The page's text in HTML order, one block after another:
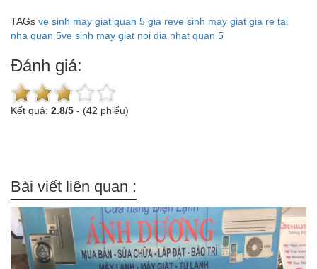
TAGs ve sinh may giat quan 5 gia reve sinh may giat gia re tai
nha quan 5ve sinh may giat noi dia nhat quan 5
Đánh giá:
Kết quả: 2.8/5 - (42 phiếu)
Bài viết liên quan :